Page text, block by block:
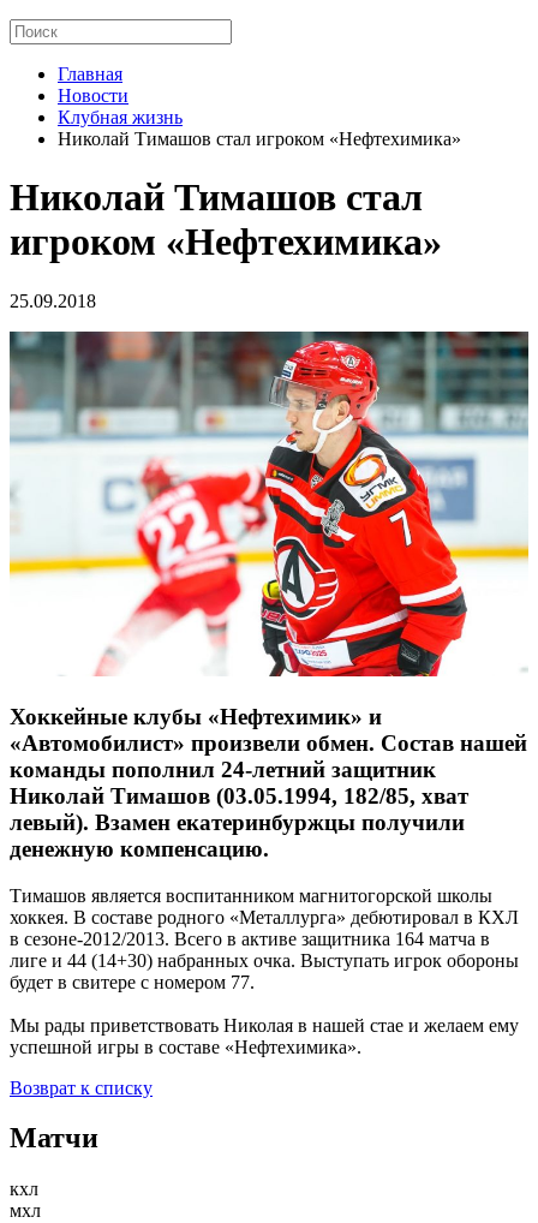
Главная
Новости
Клубная жизнь
Николай Тимашов стал игроком «Нефтехимика»
Николай Тимашов стал
игроком «Нефтехимика»
25.09.2018
Хоккейные клубы «Нефтехимик» и
«Автомобилист» произвели обмен. Состав нашей
команды пополнил 24-летний защитник
Николай Тимашов (03.05.1994, 182/85, хват
левый). Взамен екатеринбуржцы получили
денежную компенсацию.
Тимашов является воспитанником магнитогорской школы
хоккея. В составе родного «Металлурга» дебютировал в КХЛ
в сезоне-2012/2013. Всего в активе защитника 164 матча в
лиге и 44 (14+30) набранных очка. Выступать игрок обороны
будет в свитере с номером 77.
Мы рады приветствовать Николая в нашей стае и желаем ему
успешной игры в составе «Нефтехимика».
Возврат к списку
Матчи
кхл
мхл